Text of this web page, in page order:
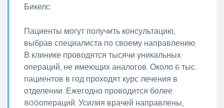
Бикелс.
Пациенты могут получить консультацию,
выбрав специалиста по своему направлению.
В клинике проводятся тысячи уникальных
операций, не имеющих аналогов. Около 6 тыс.
пациентов в год проходят курс лечения в
отделении. Ежегодно проводится более
800операций. Усилия врачей направлены,